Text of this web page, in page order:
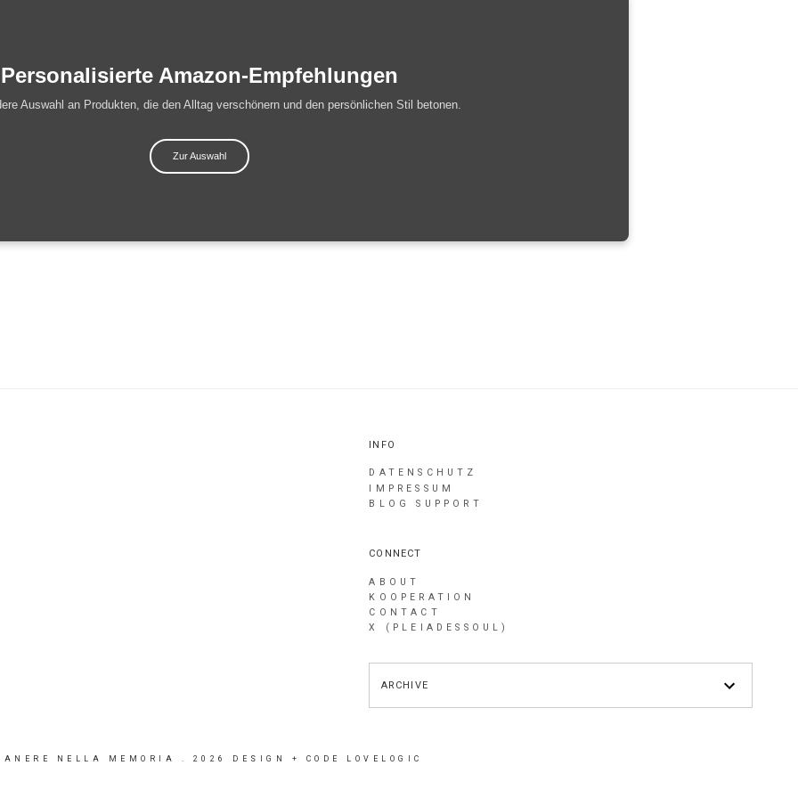
Personalisierte Amazon-Empfehlungen
Auswahl an Produkten, die den Alltag verschönern und den persönlichen Stil betonen.
Zur Auswahl
INFO
DATENSCHUTZ
IMPRESSUM
BLOG SUPPORT
CONNECT
ABOUT
KOOPERATION
CONTACT
X (PLEIADESSOUL)
ARCHIVE
NELLA MEMORIA 2026 DESIGN + CODE LOVELOGIC